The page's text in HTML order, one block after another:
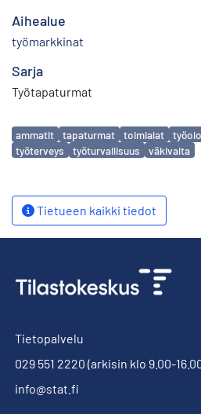
Aihealue
työmarkkinat
Sarja
Työtapaturmat
Avainsanat
ammatit tapaturmat toimialat
työterveys
työturvallisuus väkivalta
Tietueen kaikki tiedot
Tietopalvelu
029 551 2220 (arkisin klo 9.00-
info@stat.fi